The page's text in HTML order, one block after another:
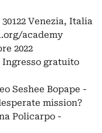
Venezia, Italia
academy
2022
Ingresso gratuito
Seshee Bopape -
mission?
Policarpo -